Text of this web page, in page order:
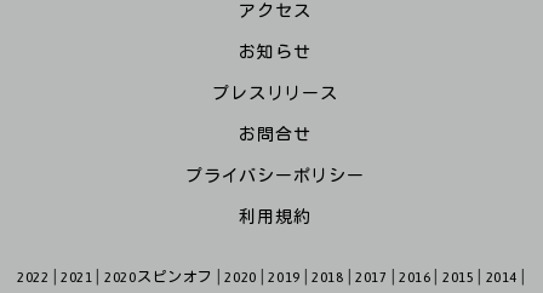
アクセス
お知らせ
プレスリリース
お問合せ
プライバシーポリシー
利用規約
2022 2021 2020スピンオフ 2020 2019 2018 2017 2016 2015
2014